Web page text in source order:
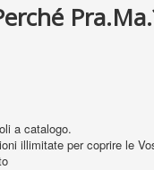
https://
a catalogo.
illimitate per coprire le